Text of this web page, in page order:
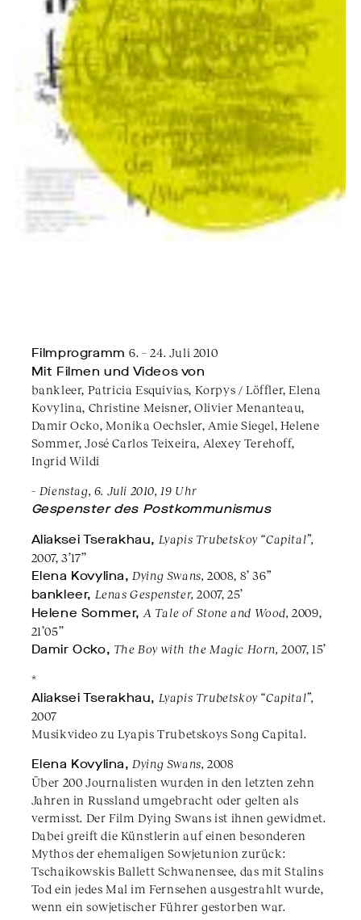
Filmprogramm6. – 24. Juli 2010
Mit Filmen und Videos von
bankleer, Patricia Esquivias, Korpys / Löffler, Elena
Kovylina, Christine Meisner, Olivier Menanteau,
Damir Ocko, Monika Oechsler, Amie Siegel, Helene
Sommer, José Carlos Teixeira, Alexey Terehoff,
Ingrid Wildi
– Dienstag, 6. Juli 2010, 19 Uhr
Gespenster des Postkommunismus
Aliaksei Tserakhau, Lyapis Trubetskoy “Capital”,
2007, 3’17’’
Elena Kovylina, Dying Swans, 2008, 8’ 36”
bankleer, Lenas Gespenster, 2007, 25’
Helene Sommer, A Tale of Stone and Wood, 2009,
21’05’’
Damir Ocko, The Boy with the Magic Horn, 2007, 15’
*
Aliaksei Tserakhau, Lyapis Trubetskoy “Capital”,
2007
Musikvideo zu Lyapis Trubetskoys Song Capital.
Elena Kovylina, Dying Swans, 2008
Über 200 Journalisten wurden in den letzten zehn
Jahren in Russland umgebracht oder gelten als
vermisst. Der Film Dying Swans ist ihnen gewidmet.
Dabei greift die Künstlerin auf einen besonderen
Mythos der ehemaligen Sowjetunion zurück:
Tschaikowskis Ballett Schwanensee, das mit Stalins
Tod ein jedes Mal im Fernsehen ausgestrahlt wurde,
wenn ein sowjetischer Führer gestorben war.